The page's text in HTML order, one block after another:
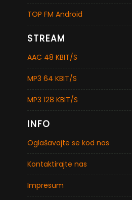
TOP FM Android
STREAM
AAC 48 KBIT/S
MP3 64 KBIT/S
MP3 128 KBIT/S
INFO
Oglašavajte se kod nas
Kontaktirajte nas
Impresum